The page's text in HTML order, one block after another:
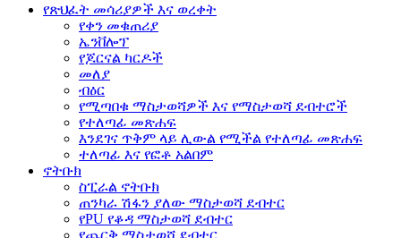
የጽህፈት መሳሪያዎች እና ወረቀት
የቀን መቁጠሪያ
ኤንቨሎፕ
የጆርናል ካርዶች
መለያ
ብዕር
የሚጣበቁ ማስታወሻዎች እና የማስታወሻ ደብተሮች
የተለጣፊ መጽሐፍ
እንደገና ጥቅም ላይ ሊውል የሚችል የተለጣፊ መጽሐፍ
ተለጣፊ እና የፎቶ አልበም
ኖትቡክ
ስፒራል ኖትቡክ
ጠንካራ ሽፋን ያለው ማስታወሻ ደብተር
የPU የቆዳ ማስታወሻ ደብተር
የጨርቅ ማስታወሻ ደብተር